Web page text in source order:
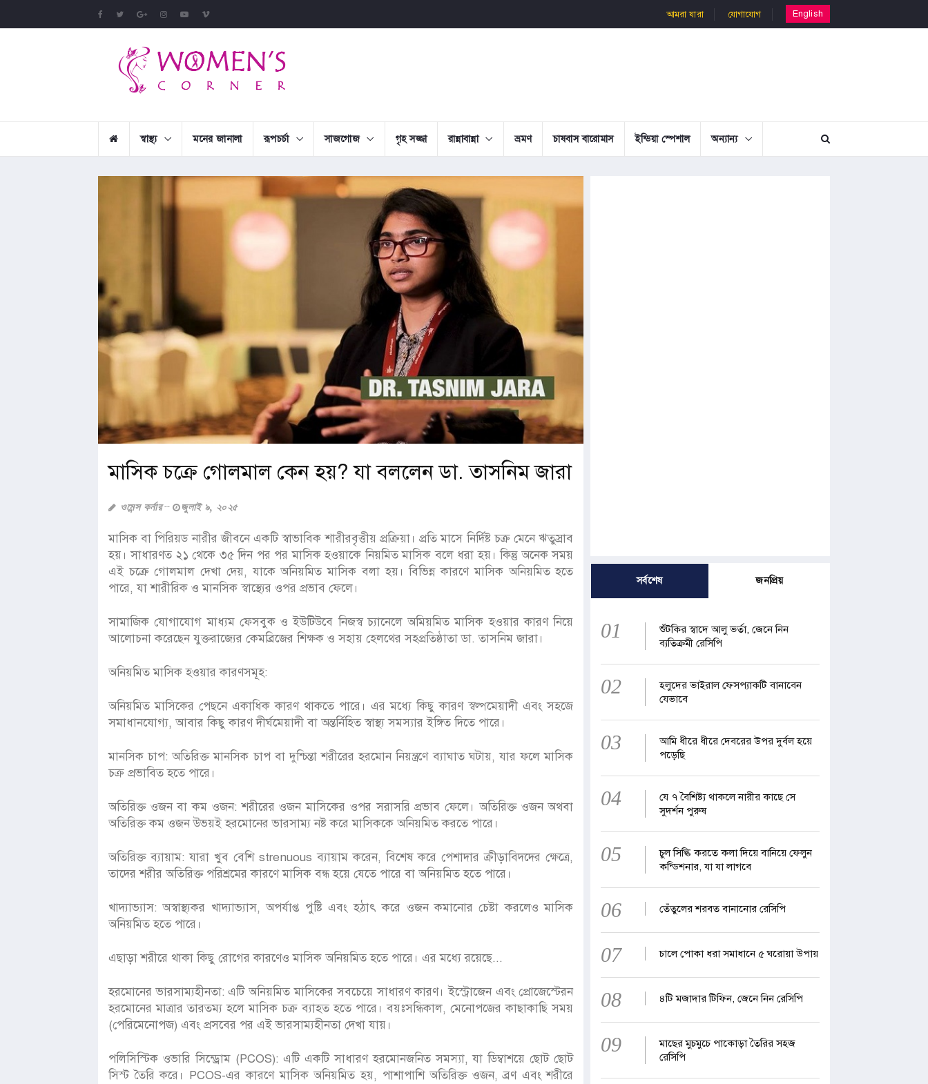
আমরা যারা যোগাযোগ English
স্বাস্থ্য মনের জানালা রূপচর্চা সাজগোজ গৃহ সজ্জা রান্নাবান্না ভ্রমণ চাষবাস বারোমাস ইন্ডিয়া স্পেশাল অন্যান্য
মাসিক চক্রে গোলমাল কেন হয়? যা বললেন ডা. তাসনিম জারা
ওমেন্স কর্নার জুলাই ৯, ২০২৫
মাসিক বা পিরিয়ড নারীর জীবনে একটি স্বাভাবিক শারীরবৃত্তীয় প্রক্রিয়া। প্রতি মাসে নির্দিষ্ট চক্র মেনে ঋতুস্রাব
হয়। সাধারণত ২১ থেকে ৩৫ দিন পর পর মাসিক হওয়াকে নিয়মিত মাসিক বলে ধরা হয়। কিন্তু অনেক সময়
এই চক্রে গোলমাল দেখা দেয়, যাকে অনিয়মিত মাসিক বলা হয়। বিভিন্ন কারণে মাসিক অনিয়মিত হতে
পারে, যা শারীরিক ও মানসিক স্বাস্থ্যের ওপর প্রভাব ফেলে।
সামাজিক যোগাযোগ মাধ্যম ফেসবুক ও ইউটিউবে নিজস্ব চ্যানেলে অমিয়মিত মাসিক হওয়ার কারণ নিয়ে
আলোচনা করেছেন যুক্তরাজ্যের কেমব্রিজের শিক্ষক ও সহায় হেলথের সহপ্রতিষ্ঠাতা ডা. তাসনিম জারা।
অনিয়মিত মাসিক হওয়ার কারণসমূহ:
অনিয়মিত মাসিকের পেছনে একাধিক কারণ থাকতে পারে। এর মধ্যে কিছু কারণ স্বল্পমেয়াদী এবং সহজে
সমাধানযোগ্য, আবার কিছু কারণ দীর্ঘমেয়াদী বা অন্তর্নিহিত স্বাস্থ্য সমস্যার ইঙ্গিত দিতে পারে।
মানসিক চাপ: অতিরিক্ত মানসিক চাপ বা দুশ্চিন্তা শরীরের হরমোন নিয়ন্ত্রণে ব্যাঘাত ঘটায়, যার ফলে মাসিক
চক্র প্রভাবিত হতে পারে।
অতিরিক্ত ওজন বা কম ওজন: শরীরের ওজন মাসিকের ওপর সরাসরি প্রভাব ফেলে। অতিরিক্ত ওজন অথবা
অতিরিক্ত কম ওজন উভয়ই হরমোনের ভারসাম্য নষ্ট করে মাসিককে অনিয়মিত করতে পারে।
অতিরিক্ত ব্যায়াম: যারা খুব বেশি strenuous ব্যায়াম করেন, বিশেষ করে পেশাদার ক্রীড়াবিদদের ক্ষেত্রে,
তাদের শরীর অতিরিক্ত পরিশ্রমের কারণে মাসিক বন্ধ হয়ে যেতে পারে বা অনিয়মিত হতে পারে।
খাদ্যাভ্যাস: অস্বাস্থ্যকর খাদ্যাভ্যাস, অপর্যাপ্ত পুষ্টি এবং হঠাৎ করে ওজন কমানোর চেষ্টা করলেও মাসিক
অনিয়মিত হতে পারে।
এছাড়া শরীরে থাকা কিছু রোগের কারণেও মাসিক অনিয়মিত হতে পারে। এর মধ্যে রয়েছে...
হরমোনের ভারসাম্যহীনতা: এটি অনিয়মিত মাসিকের সবচেয়ে সাধারণ কারণ। ইস্ট্রোজেন এবং প্রোজেস্টেরন
হরমোনের মাত্রার তারতম্য হলে মাসিক চক্র ব্যাহত হতে পারে। বয়ঃসন্ধিকাল, মেনোপজের কাছাকাছি সময়
(পেরিমেনোপজ) এবং প্রসবের পর এই ভারসাম্যহীনতা দেখা যায়।
পলিসিস্টিক ওভারি সিন্ড্রোম (PCOS): এটি একটি সাধারণ হরমোনজনিত সমস্যা, যা ডিম্বাশয়ে ছোট ছোট
সিস্ট তৈরি করে। PCOS-এর কারণে মাসিক অনিয়মিত হয়, পাশাপাশি অতিরিক্ত ওজন, ব্রণ এবং শরীরে
সর্বশেষ জনপ্রিয়
01
শুঁটকির স্বাদে আলু ভর্তা, জেনে নিন
ব্যতিক্রমী রেসিপি
02
হলুদের ভাইরাল ফেসপ্যাকটি বানাবেন
যেভাবে
03
আমি ধীরে ধীরে দেবরের উপর দুর্বল হয়ে
পড়েছি
04
যে ৭ বৈশিষ্ট্য থাকলে নারীর কাছে সে
সুদর্শন পুরুষ
05
চুল সিল্কি করতে কলা দিয়ে বানিয়ে ফেলুন
কন্ডিশনার, যা যা লাগবে
06 তেঁতুলের শরবত বানানোর রেসিপি
07 চালে পোকা ধরা সমাধানে ৫ ঘরোয়া উপায়
08 ৪টি মজাদার টিফিন, জেনে নিন রেসিপি
09
মাছের মুচমুচে পাকোড়া তৈরির সহজ
রেসিপি